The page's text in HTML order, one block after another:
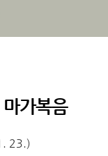
가복음
23.)